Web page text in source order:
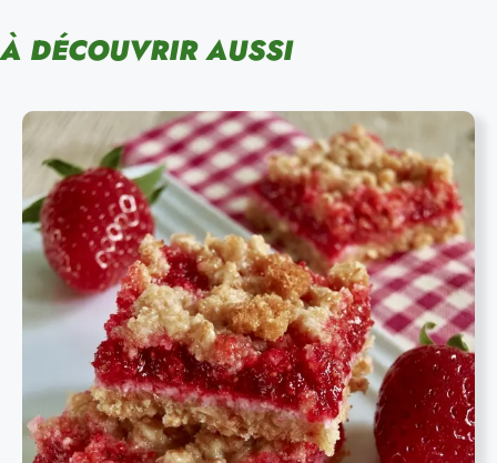
À DÉCOUVRIR AUSSI